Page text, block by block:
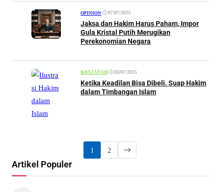
OPINION• 07/07/2025
Jaksa dan Hakim Harus Paham, Impor
Gula Kristal Putih Merugikan
Perekonomian Negara
KHAZANAH• 03/07/2025
Ketika Keadilan Bisa Dibeli. Suap Hakim
dalam Timbangan Islam
1 2
Artikel Populer